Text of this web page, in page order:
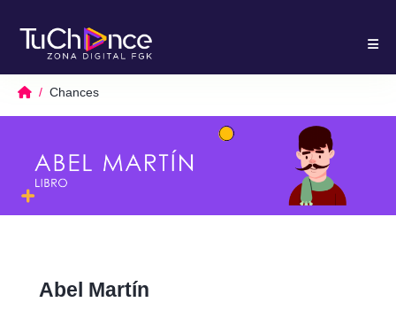
Chances
Abel Martín